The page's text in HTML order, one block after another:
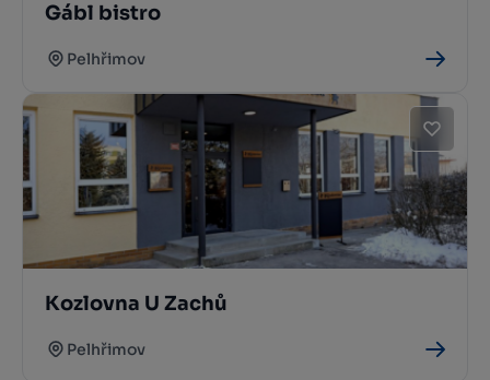
Gábl bistro
Pelhřimov
Kozlovna U Zachů
Pelhřimov